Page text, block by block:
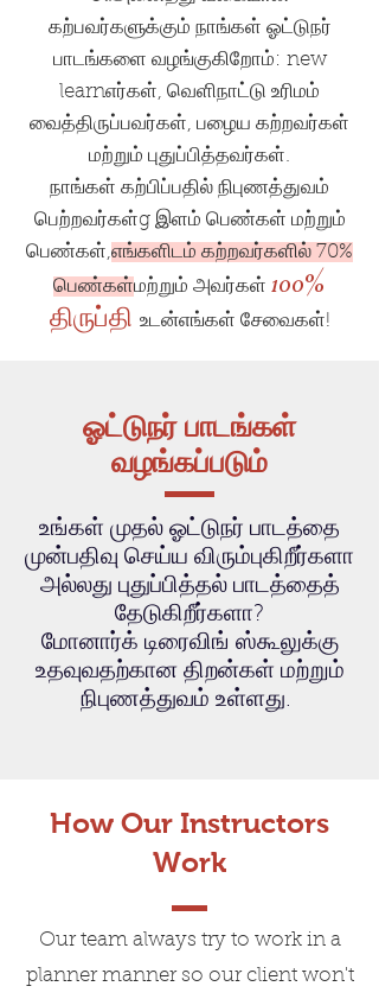
கற்பவர்களுக்கும் நாங்கள் ஓட்டுநர்
பாடங்களை வழங்குகிறோம்: new
learnஎர்கள், வெளிநாட்டு உரிமம்
வைத்திருப்பவர்கள், பழைய கற்றவர்கள்
மற்றும் புதுப்பித்தவர்கள்.
நாங்கள் கற்பிப்பதில் நிபுணத்துவம்
பெற்றவர்கள்g இளம் பெண்கள் மற்றும்
பெண்கள்,எங்களிடம் கற்றவர்களில் 70%
பெண்கள்மற்றும் அவர்கள் 100%
திருப்தி உடன்எங்கள் சேவைகள்!
ஓட்டுநர் பாடங்கள்
வழங்கப்படும்
உங்கள் முதல் ஓட்டுநர் பாடத்தை
முன்பதிவு செய்ய விரும்புகிறீர்களா
அல்லது புதுப்பித்தல் பாடத்தைத்
தேடுகிறீர்களா?
மோனார்க் டிரைவிங் ஸ்கூலுக்கு
உதவுவதற்கான திறன்கள் மற்றும்
நிபுணத்துவம் உள்ளது.
How Our Instructors
Work
Our team always try to work in a
planner manner so our client won't